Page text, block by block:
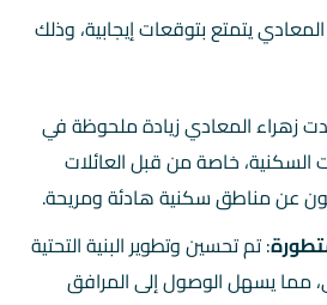
يتمتع بتوقعات إيجابية، وذلك
زهراء المعادي زيادة ملحوظة في
السكنية، خاصة من قبل العائلات
عن مناطق سكنية هادئة ومريحة.
: تم تحسين وتطوير البنية التحتية
مما يسهل الوصول إلى المرافق